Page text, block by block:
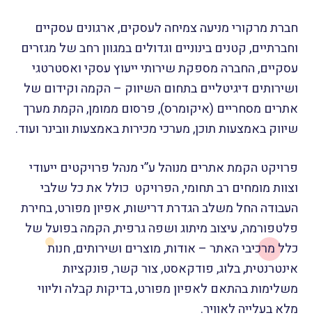
חברת מרקורי מניעה צמיחה לעסקים, ארגונים עסקיים
וחברתיים, קטנים בינוניים וגדולים במגוון רחב של מגזרים
עסקיים, החברה מספקת שירותי ייעוץ עסקי ואסטרטגי
ושירותים דיגיטליים בתחום השיווק – הקמה וקידום של
אתרים מסחריים (איקומרס), פרסום ממומן, הקמת מערך
שיווק באמצעות תוכן, מערכי מכירות באמצעות וובינר ועוד.
פרויקט הקמת אתרים מנוהל ע”י מנהל פרויקטים ייעודי
וצוות מומחים רב תחומי, הפרויקט כולל את כל שלבי
העבודה החל משלב הגדרת דרישות, אפיון מפורט, בחירת
פלטפורמה, עיצוב מיתוג ושפה גרפית, הקמה בפועל של
כלל מרכיבי האתר – אודות, מוצרים ושירותים, חנות
אינטרנטית, בלוג, פודקאסט, צור קשר, פונקציות
משלימות בהתאם לאפיון מפורט, בדיקות קבלה וליווי
מלא בעלייה לאוויר.